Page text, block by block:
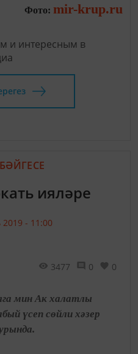
Фото: mir-krup.ru
и интересным в
ияләре
- 11:00
3477 0 0
мин Ак халатлы
үсеп сөйли хәзер